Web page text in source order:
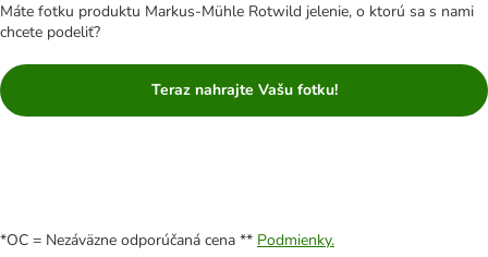
Máte fotku produktu Markus-Mühle Rotwild jelenie, o ktorú sa s nami
chcete podeliť?
Teraz nahrajte Vašu fotku!
*OC = Nezáväzne odporúčaná cena ** Podmienky.